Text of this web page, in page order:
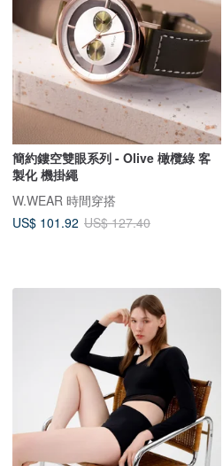
簡約鏤空雙眼系列 - Olive 橄欖綠 客
製化 機掛繩
W.WEAR 時間穿搭
US$ 101.92 US$ 127.40